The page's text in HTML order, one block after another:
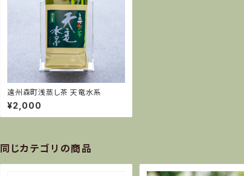
遠州森町浅蒸し茶 天竜水系
¥2,000
同じカテゴリの商品